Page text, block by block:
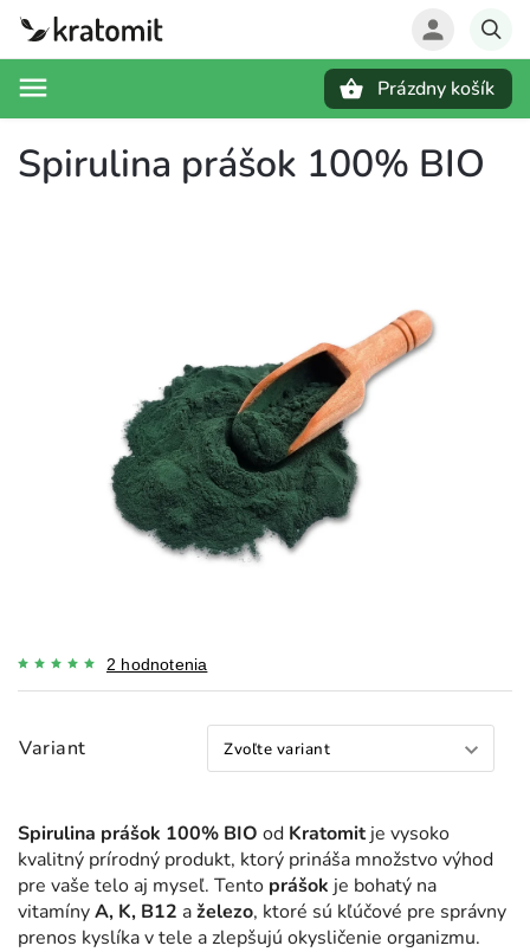
Prázdny košík
Spirulina prášok 100% BIO
2 hodnotenia
Variant
Spirulina prášok 100% BIO od Kratomitje vysoko
kvalitný prírodný produkt, ktorý prináša množstvo výhod
pre vaše telo aj myseľ. Tento prášok je bohatý na
vitamínyA, K, B12 aželezo, ktoré sú kľúčové pre správny
prenos kyslíka v tele a zlepšujú okysličenie organizmu.